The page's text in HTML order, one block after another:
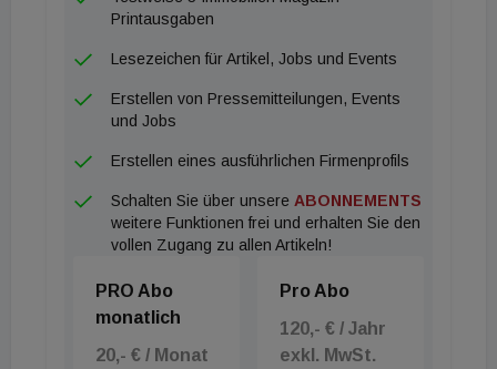
Publizisten Ari Rath, dessen Wurzeln in der
Bundeshauptstadt liegen. "Gerade in Wien mit
berühmten jüdischen Persönlichkeiten ist eine
Julius H. Schoeps, Vorstand der Moses
Mendelssohn Stiftung im Rahmen der
Veranstaltung: "Wir haben hier bereits ein Martin
In diese Reihe bedeutender Namen passt auch Ari
Rath." Der 1925 in Wien geborene Ari Rath
flüchtete 1938 als 13-Jähriger getrennt von seiner
Printausgaben
Lesezeichen für Artikel, Jobs und Events
Erstellen von Pressemitteilungen, Events
und Jobs
Erstellen eines ausführlichen Firmenprofils
Schalten Sie über unsere ABONNEMENTS
weitere Funktionen frei und erhalten Sie den
vollen Zugang zu allen Artikeln!
PRO Abo
monatlich
20,- € / Monat
Pro Abo
120,- € / Jahr
exkl. MwSt.